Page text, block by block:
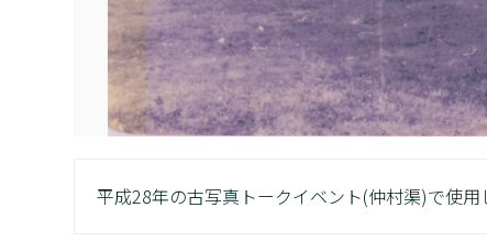
平成28年の古写真トークイベント(仲村渠)で使用